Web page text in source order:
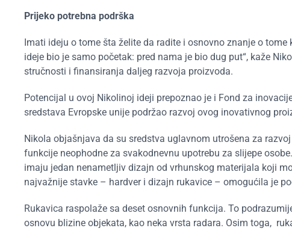
Prijeko potrebna podrška
Imati ideju o tome šta želite da radite i osnovno znanje o
ideje bio je samo početak: pred nama je bio dug put“, kaže
stručnosti i finansiranja daljeg razvoja proizvoda.
Potencijal u ovoj Nikolinoj ideji prepoznao je i Fond za
sredstava Evropske unije podržao razvoj ovog inovativnog
Nikola objašnjava da su sredstva uglavnom utrošena za
funkcije neophodne za svakodnevnu upotrebu za slijepe
imaju jedan nenametljiv dizajn od vrhunskog materijala koji
najvažnije stavke – hardver i dizajn rukavice – omogućila je
Rukavica raspolaže sa deset osnovnih funkcija. To
osnovu blizine objekata, kao neka vrsta radara. Osim toga,